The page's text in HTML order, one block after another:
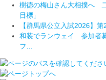
樹徳の梅山さん大相撲へ
目標」
【群馬県公立入試2026】
和装でランウェイ 参加者
フ...